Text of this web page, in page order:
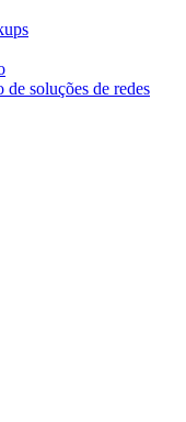
soluções de redes